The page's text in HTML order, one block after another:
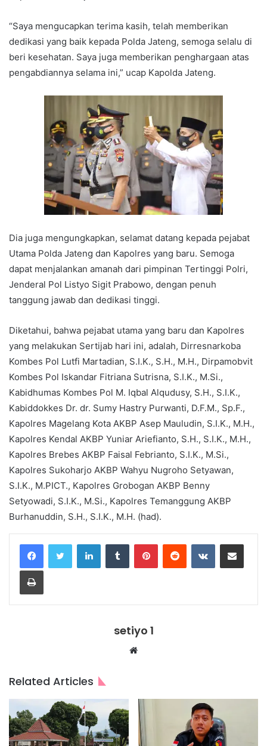
“Saya mengucapkan terima kasih, telah memberikan
dedikasi yang baik kepada Polda Jateng, semoga selalu di
beri kesehatan. Saya juga memberikan penghargaan atas
pengabdiannya selama ini,” ucap Kapolda Jateng.
Dia juga mengungkapkan, selamat datang kepada pejabat
Utama Polda Jateng dan Kapolres yang baru. Semoga
dapat menjalankan amanah dari pimpinan Tertinggi Polri,
Jenderal Pol Listyo Sigit Prabowo, dengan penuh
tanggung jawab dan dedikasi tinggi.
Diketahui, bahwa pejabat utama yang baru dan Kapolres
yang melakukan Sertijab hari ini, adalah, Dirresnarkoba
Kombes Pol Lutfi Martadian, S.I.K., S.H., M.H., Dirpamobvit
Kombes Pol Iskandar Fitriana Sutrisna, S.I.K., M.Si.,
Kabidhumas Kombes Pol M. Iqbal Alqudusy, S.H., S.I.K.,
Kabiddokkes Dr. dr. Sumy Hastry Purwanti, D.F.M., Sp.F.,
Kapolres Magelang Kota AKBP Asep Mauludin, S.I.K., M.H.,
Kapolres Kendal AKBP Yuniar Ariefianto, S.H., S.I.K., M.H.,
Kapolres Brebes AKBP Faisal Febrianto, S.I.K., M.Si.,
Kapolres Sukoharjo AKBP Wahyu Nugroho Setyawan,
S.I.K., M.PICT., Kapolres Grobogan AKBP Benny
Setyowadi, S.I.K., M.Si., Kapolres Temanggung AKBP
Burhanuddin, S.H., S.I.K., M.H. (had).
LinkedInTumblr PinterestReddit VKontakteShare via Email
Print
setiyo 1
Website
Related Articles